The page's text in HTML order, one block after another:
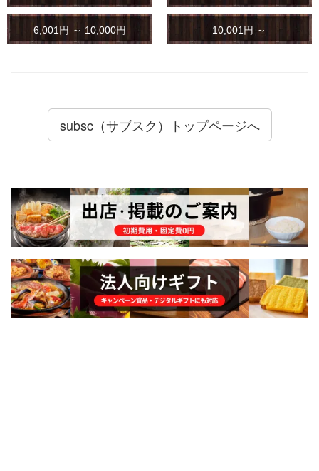
6,001円 ～ 10,000円 10,001円 ～
subsc（サブスク）トップページへ